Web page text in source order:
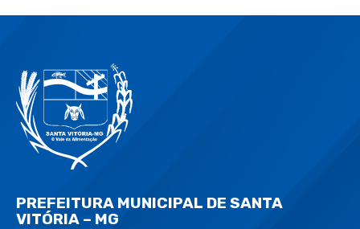
PREFEITURA MUNICIPAL DE SANTA
VITÓRIA – MG